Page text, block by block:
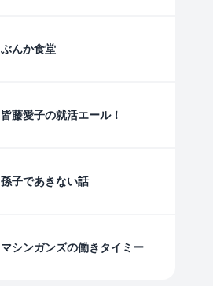
ぶんか食堂
皆藤愛子の就活エール！
孫子であきない話
マシンガンズの働きタイミー